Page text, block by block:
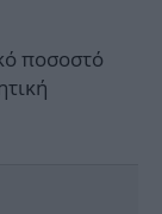
ποσοστό